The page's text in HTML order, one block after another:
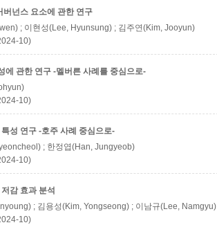
버넌스 요소에 관한 연구
; 이현성(Lee, Hyunsung) ; 김주연(Kim, Jooyun)
10)
에 관한 연구 -멜버른 사례를 중심으로-
10)
성 연구 -호주 사례 중심으로-
; 한정엽(Han, Jungyeob)
10)
감 효과 분석
; 김용성(Kim, Yongseong) ; 이남규(Lee, Namgyu)
10)